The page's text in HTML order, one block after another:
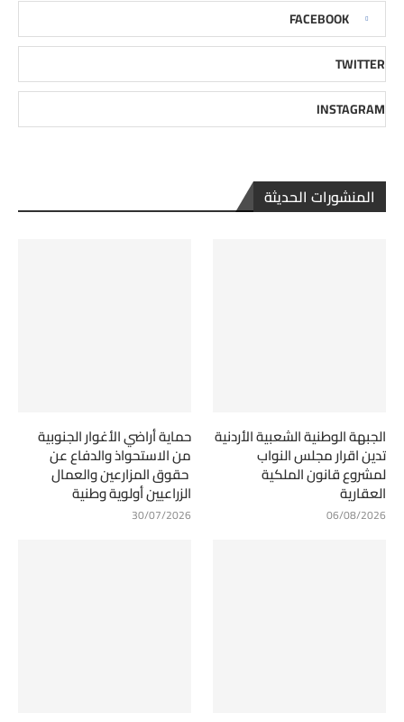
FACEBOOK
TWITTER
INSTAGRAM
المنشورات الحديثة
الجبهة الوطنية الشعبية الأردنية
تدين اقرار مجلس النواب
لمشروع قانون الملكية
العقارية
06/08/2026
حماية أراضي الأغوار الجنوبية
من الاستحواذ والدفاع عن
حقوق المزارعين والعمال
الزراعيين أولوية وطنية
30/07/2026